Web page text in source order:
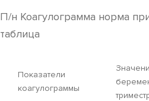
П/н Коагулограмма норма
таблица
Показатели
коагулограммы